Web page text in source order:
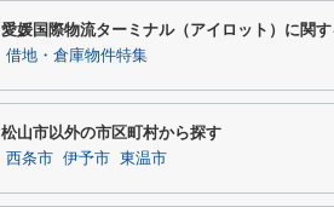
愛媛国際物流ターミナル（アイロット）に関
借地・倉庫物件特集
松山市以外の市区町村から探す
西条市 伊予市 東温市